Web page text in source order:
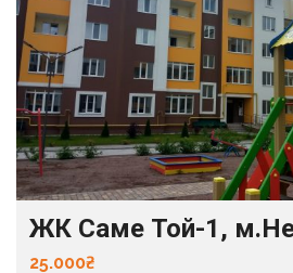
ЖК Саме Той-1,
25.000₴